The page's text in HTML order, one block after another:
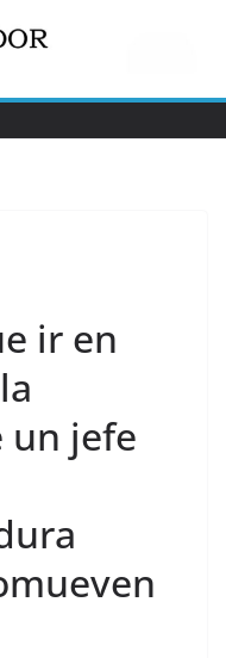
ir en
un jefe